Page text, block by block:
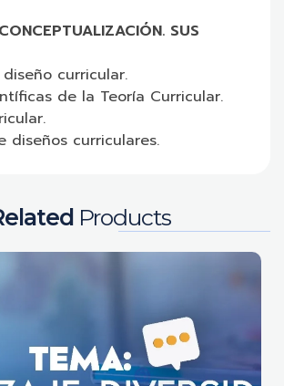
SUS
curricular.
de la Teoría Curricular.
diseños curriculares.
Products